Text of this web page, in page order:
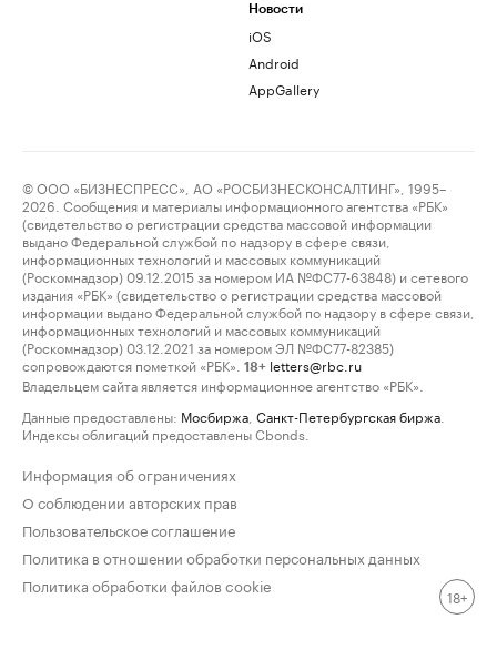
Новости
iOS
Android
AppGallery
© ООО «БИЗНЕСПРЕСС», АО «РОСБИЗНЕСКОНСАЛТИНГ», 1995–
2026. Сообщения и материалы информационного агентства «РБК»
(свидетельство о регистрации средства массовой информации
выдано Федеральной службой по надзору в сфере связи,
информационных технологий и массовых коммуникаций
(Роскомнадзор) 09.12.2015 за номером ИА №ФС77-63848) и сетевого
издания «РБК» (свидетельство о регистрации средства массовой
информации выдано Федеральной службой по надзору в сфере связи,
информационных технологий и массовых коммуникаций
(Роскомнадзор) 03.12.2021 за номером ЭЛ №ФС77-82385)
сопровождаются пометкой «РБК».
18+ letters@rbc.ru
Владельцем сайта является информационное агентство «РБК».
Данные предоставлены: Мосбиржа Санкт-Петербургская биржа
Индексы облигаций предоставлены Cbonds.
Информация об ограничениях
О соблюдении авторских прав
Пользовательское соглашение
Политика в отношении обработки персональных данных
Политика обработки файлов cookie
18+